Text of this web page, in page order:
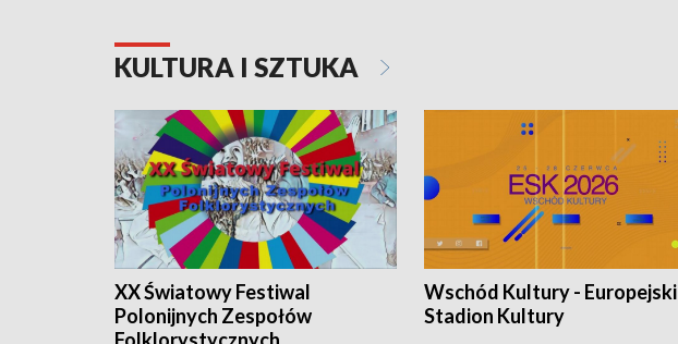
KULTURA I SZTUKA
XX Światowy Festiwal
Polonijnych Zespołów
Folklorystycznych
Wschód Kultury - Europejski
Stadion Kultury